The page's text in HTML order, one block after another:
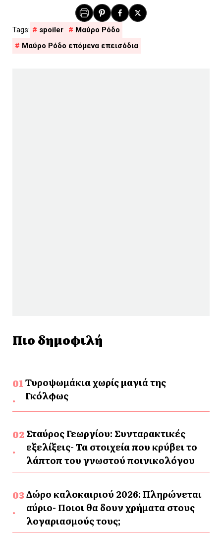
spoiler
Μαύρο Ρόδο
Μαύρο Ρόδο επόμενα επεισόδια
Πιο δημοφιλή
Τυροψωμάκια χωρίς μαγιά της
Γκόλφως
Σταύρος Γεωργίου: Συνταρακτικές
εξελίξεις- Τα στοιχεία που κρύβει το
λάπτοπ του γνωστού ποινικολόγου
Δώρο καλοκαιριού 2026: Πληρώνεται
αύριο- Ποιοι θα δουν χρήματα στους
λογαριασμούς τους;